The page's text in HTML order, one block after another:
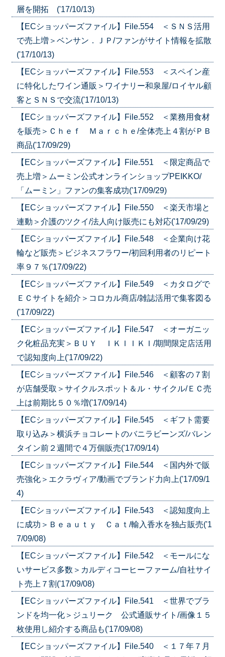
層を開拓 ('17/10/13)
【ECショッパーズファイル】File.554 ＜ＳＮＳ活用
で売上増＞ベンサン．ＪＰ/ファンがサイト情報を拡散
('17/10/13)
【ECショッパーズファイル】File.553 ＜スペイン産
に特化したワイン通販＞ワイナリー和泉屋/ロイヤル顧
客とＳＮＳで交流('17/10/13)
【ECショッパーズファイル】File.552 ＜業務用食材
を販売＞Ｃｈｅｆ Ｍａｒｃｈｅ/全体売上４割がＰＢ
商品('17/09/29)
【ECショッパーズファイル】File.551 ＜限定商品で
売上増＞ムーミン公式オンラインショップPEIKKO/
「ムーミン」ファンの集客成功('17/09/29)
【ECショッパーズファイル】File.550 ＜楽天市場と
連動＞介護のツクイ/法人向け販売にも対応('17/09/29)
【ECショッパーズファイル】File.548 ＜企業向け花
輪など販売＞ビジネスフラワー/初回利用者のリピート
率９７％('17/09/22)
【ECショッパーズファイル】File.549 ＜カタログで
ＥＣサイトを紹介＞コロカル商店/雑誌活用で集客図る
('17/09/22)
【ECショッパーズファイル】File.547 ＜オーガニッ
ク化粧品充実＞ＢＵＹ ＩＫＩＩＫＩ/期間限定店活用
で認知度向上('17/09/22)
【ECショッパーズファイル】File.546 ＜顧客の７割
が店舗受取＞サイクルスポット＆ル・サイクル/ＥＣ売
上は前期比５０％増('17/09/14)
【ECショッパーズファイル】File.545 ＜ギフト需要
取り込み＞横浜チョコレートのバニラビーンズ/バレン
タイン前２週間で４万個販売('17/09/14)
【ECショッパーズファイル】File.544 ＜国内外で販
売強化＞エクラヴィア/動画でブランド力向上('17/09/1
4)
【ECショッパーズファイル】File.543 ＜認知度向上
に成功＞Ｂｅａｕｔｙ Ｃａｔ/輸入香水を独占販売('1
7/09/08)
【ECショッパーズファイル】File.542 ＜モールにな
いサービス多数＞カルディコーヒーファーム/自社サイ
ト売上７割('17/09/08)
【ECショッパーズファイル】File.541 ＜世界でブラ
ンドを均一化＞ジュリーク 公式通販サイト/画像１５
枚使用し紹介する商品も('17/09/08)
【ECショッパーズファイル】File.540 ＜１７年７月